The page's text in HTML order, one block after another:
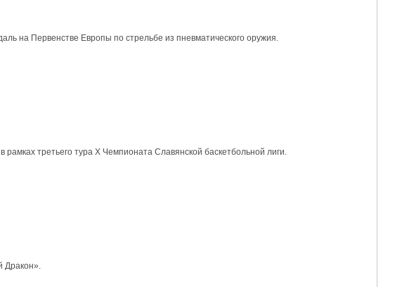
на Первенстве Европы по стрельбе из пневматического оружия.
третьего тура Х Чемпионата Славянской баскетбольной лиги.
Дракон».